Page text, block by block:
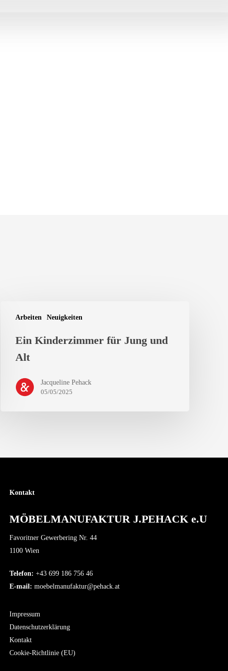
Arbeiten Neuigkeiten
Ein Kinderzimmer für Jung und
Alt
Jacqueline Pehack
05/05/2025
Kontakt
MÖBELMANUFAKTUR J.PEHACK e.U
Favoritner Gewerbering Nr. 44
1100 Wien
Telefon: +43 699 186 756 46
E-mail: moebelmanufaktur@pehack.at
Impressum
Datenschutzerklärung
Kontakt
Cookie-Richtlinie (EU)